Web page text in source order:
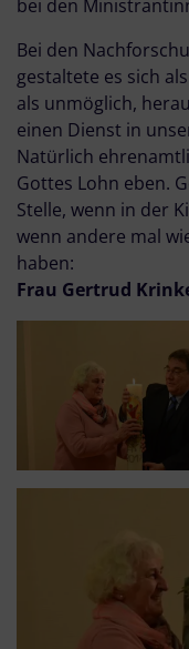
bei den
Bei den
gestaltete es sich
als unmöglich,
einen Dienst in
Natürlich
Gottes Lohn eben.
Stelle, wenn in der
wenn andere mal
haben:
Frau Gertrud